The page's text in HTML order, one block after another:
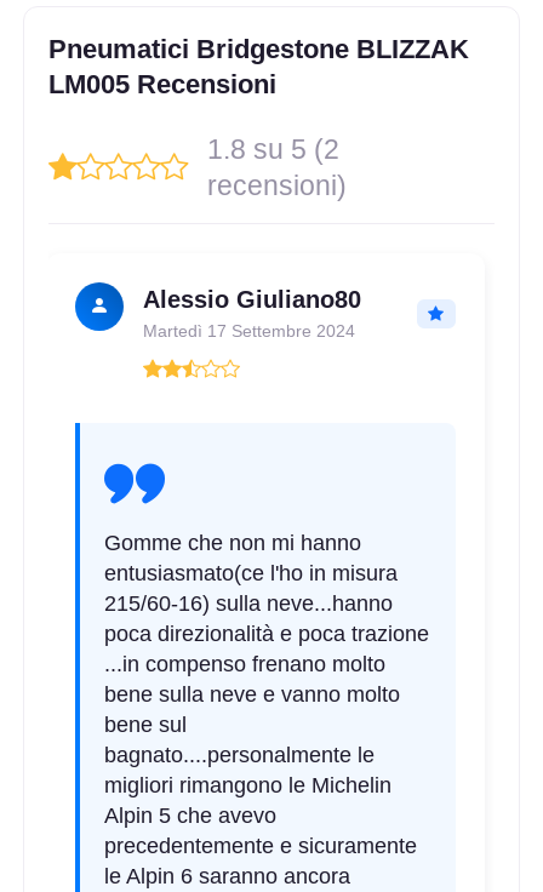
Pneumatici Bridgestone BLIZZAK
LM005 Recensioni
1.8 su 5 (2
recensioni)
Alessio Giuliano80
Martedì 17 Settembre 2024
Gomme che non mi hanno
entusiasmato(ce l'ho in misura
215/60-16) sulla neve...hanno
poca direzionalità e poca trazione
...in compenso frenano molto
bene sulla neve e vanno molto
bene sul
bagnato....personalmente le
migliori rimangono le Michelin
Alpin 5 che avevo
precedentemente e sicuramente
le Alpin 6 saranno ancora